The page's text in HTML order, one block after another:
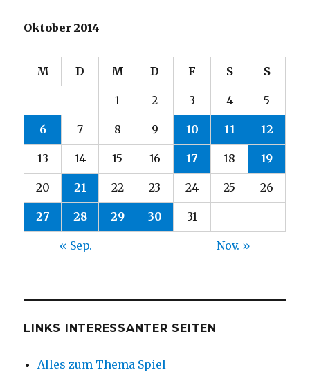
Oktober 2014
M D M D F S S
1 2 3 4 5
6 7 8 9 10 11 12
13 14 15 16 17 18 19
20 21 22 23 24 25 26
27 28 29 30 31
« Sep. Nov. »
LINKS INTERESSANTER SEITEN
Alles zum Thema Spiel